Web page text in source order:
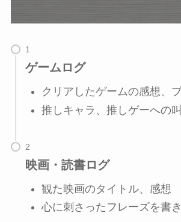
ゲームログ
クリアしたゲームの感想、
推しキャラ、推しゲーへの
映画・読書ログ
観た映画のタイトル、感想
心に刺さったフレーズを書